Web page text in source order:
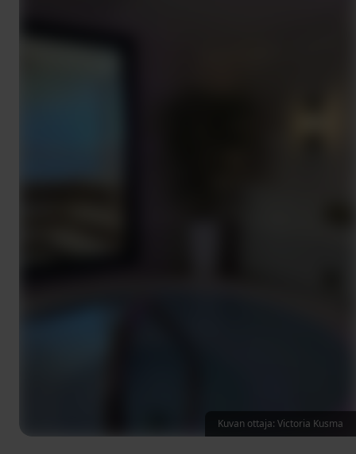
Kuvan ottaja: Victoria Kusma